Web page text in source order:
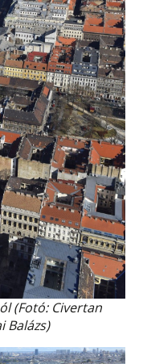
(Fotó: Civertan
Balázs)